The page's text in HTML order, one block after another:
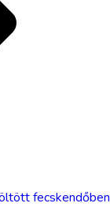
fecskendőben